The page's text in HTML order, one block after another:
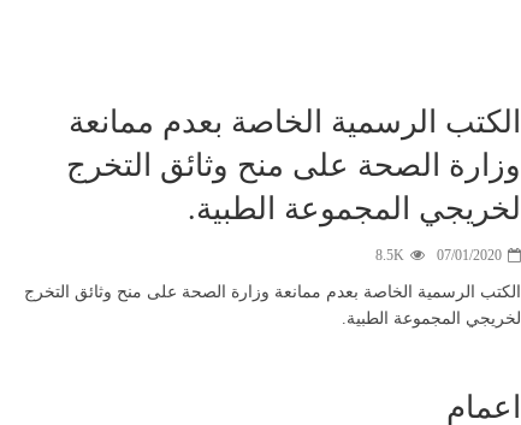
الكتب الرسمية الخاصة بعدم ممانعة
وزارة الصحة على منح وثائق التخرج
لخريجي المجموعة الطبية.
07/01/2020
8.5K
الكتب الرسمية الخاصة بعدم ممانعة وزارة الصحة على منح وثائق التخرج
لخريجي المجموعة الطبية.
اعمام